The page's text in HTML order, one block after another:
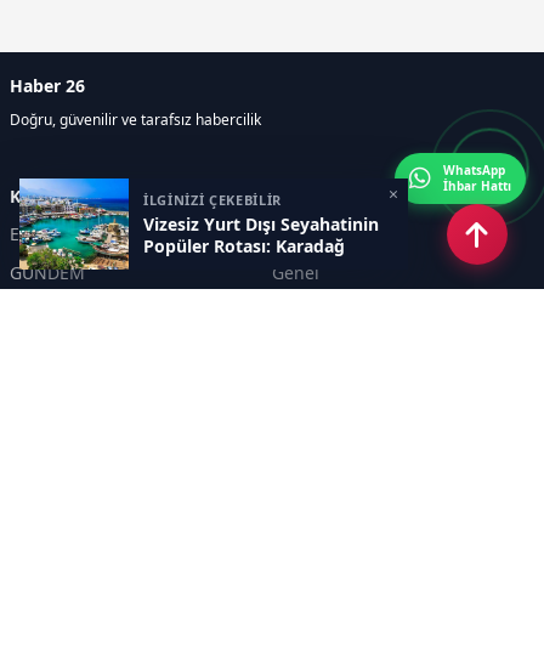
İLGİNİZİ ÇEKEBİLİR
Vizesiz Yurt Dışı Seyahatinin
Popüler Rotası: Karadağ
×
Haber 26
Doğru, güvenilir ve tarafsız habercilik
Kategoriler
Eskişehir
SPOR
GÜNDEM
Genel
WhatsApp
İhbar Hattı